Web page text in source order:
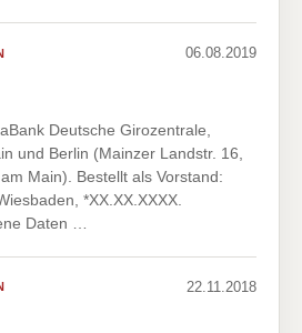
06.08.2019
Deutsche Girozentrale,
und Berlin (Mainzer Landstr. 16,
Main). Bestellt als Vorstand:
*XX.XX.XXXX.
Daten …
22.11.2018